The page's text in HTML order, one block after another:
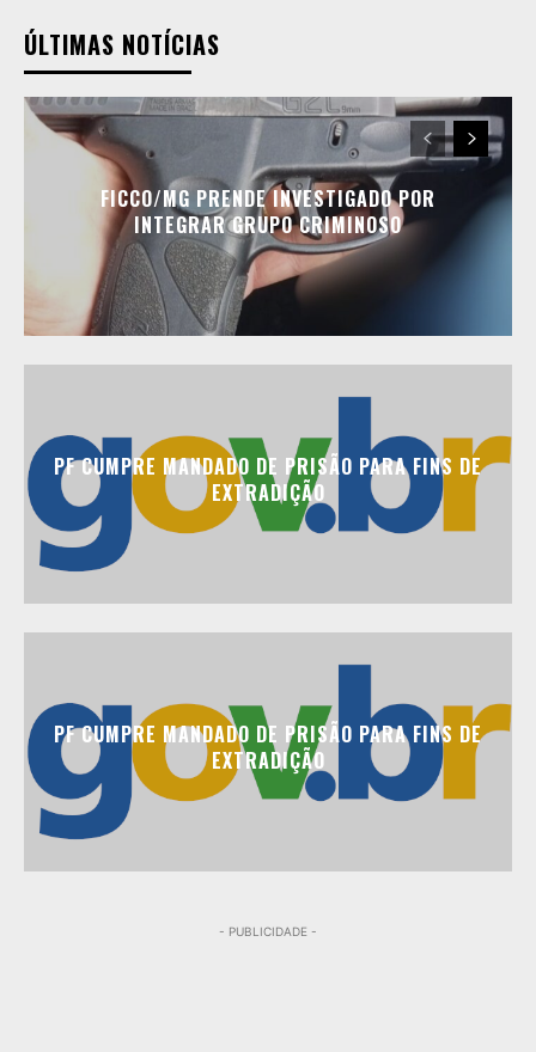
ÚLTIMAS NOTÍCIAS
FICCO/MG PRENDE INVESTIGADO POR
INTEGRAR GRUPO CRIMINOSO
PF CUMPRE MANDADO DE PRISÃO PARA FINS DE
EXTRADIÇÃO
PF CUMPRE MANDADO DE PRISÃO PARA FINS DE
EXTRADIÇÃO
- PUBLICIDADE -